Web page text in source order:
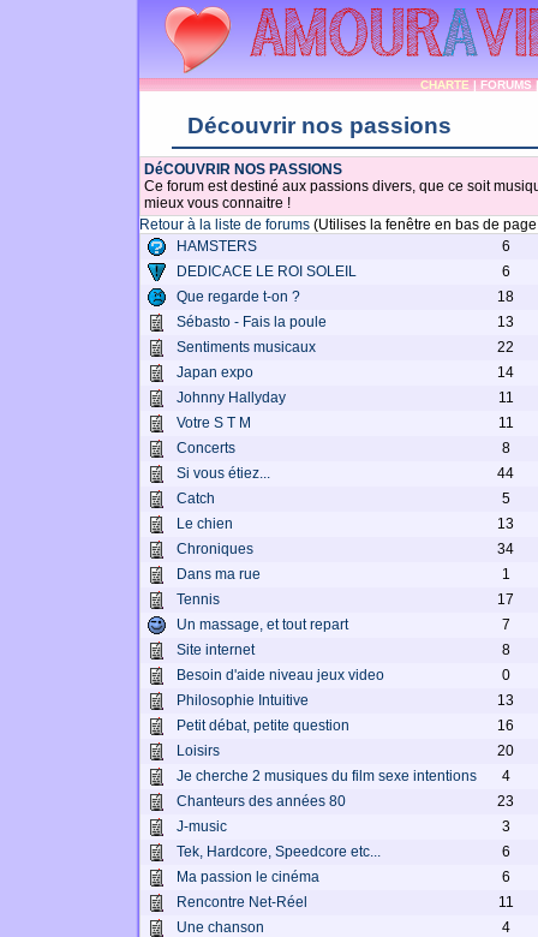
CHARTE|FORUMS
Découvrir nos passions
DéCOUVRIR NOS PASSIONS
Ce forum est destiné aux passions divers, que ce soit
mieux vous connaitre !
Retour à la liste de forums (Utilises la fenêtre en bas de
HAMSTERS
6
DEDICACE LE ROI SOLEIL
6
Que regarde t-on ?
18
Sébasto - Fais la poule
13
Sentiments musicaux
22
Japan expo
14
Johnny Hallyday
11
Votre S T M
11
Concerts
8
Si vous étiez...
44
Catch
5
Le chien
13
Chroniques
34
Dans ma rue
1
Tennis
17
Un massage, et tout repart
7
Site internet
8
Besoin d'aide niveau jeux video
0
Philosophie Intuitive
13
Petit débat, petite question
16
Loisirs
20
Je cherche 2 musiques du film sexe intentions
4
Chanteurs des années 80
23
J-music
3
Tek, Hardcore, Speedcore etc...
6
Ma passion le cinéma
6
Rencontre Net-Réel
11
Une chanson
4